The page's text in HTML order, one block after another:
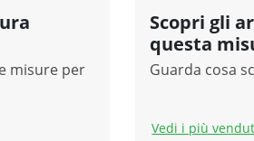
misure per
Scopri gli
questa
Guarda cosa
Vedi i più